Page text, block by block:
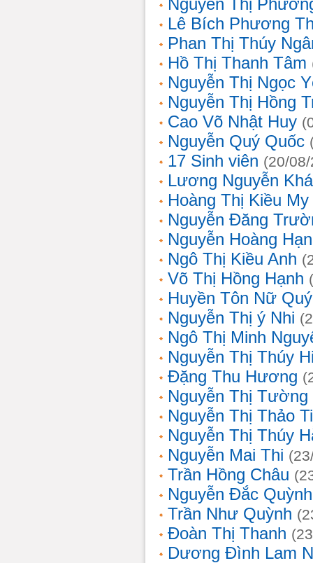
Nguyễn Thị
Lê Bích Phương
Phan Thị Thúy
Hồ Thị Thanh Tâm
Nguyễn Thị Ngọc
Nguyễn Thị Hồng
Cao Võ Nhật Huy
Nguyễn Quý Quốc
17 Sinh viên (20/
Lương Nguyễn
Hoàng Thị Kiều My
Nguyễn Đăng
Nguyễn Hoàng
Ngô Thị Kiều Anh
Võ Thị Hồng Hạnh
Huyền Tôn Nữ
Nguyễn Thị ý Nhi
Ngô Thị Minh
Nguyễn Thị Thúy
Đặng Thu Hương
Nguyễn Thị Tường
Nguyễn Thị Thảo
Nguyễn Thị Thúy
Nguyễn Mai Thi
Trần Hồng Châu
Nguyễn Đắc
Trần Như Quỳnh
Đoàn Thị Thanh
Dương Đình Lam